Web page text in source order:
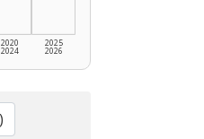
2020
2024
2025
2026